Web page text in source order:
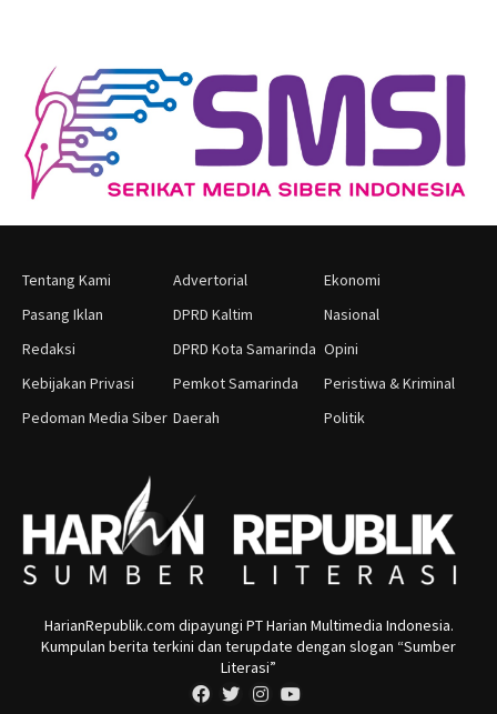
Tentang Kami
Pasang Iklan
Redaksi
Kebijakan Privasi
Pedoman Media Siber
Advertorial
DPRD Kaltim
DPRD Kota Samarinda
Pemkot Samarinda
Daerah
Ekonomi
Nasional
Opini
Peristiwa & Kriminal
Politik
HarianRepublik.com dipayungi PT Harian Multimedia Indonesia.
Kumpulan berita terkini dan terupdate dengan slogan “Sumber
Literasi”